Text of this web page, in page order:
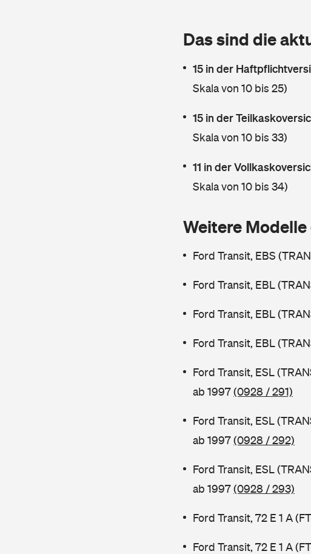
Das sind die
15 in der
Skala von 10 bis 25)
15 in der
Skala von 10 bis 33)
11 in der
Skala von 10 bis 34)
Weitere
Ford Transit, EBS
Ford Transit, EBL
Ford Transit, EBL
Ford Transit, EBL
Ford Transit, ESL
ab 1997(0928 / 291)
Ford Transit, ESL
ab 1997(0928 / 292)
Ford Transit, ESL
ab 1997(0928 / 293)
Ford Transit, 72 E 1 A
Ford Transit, 72 E 1 A